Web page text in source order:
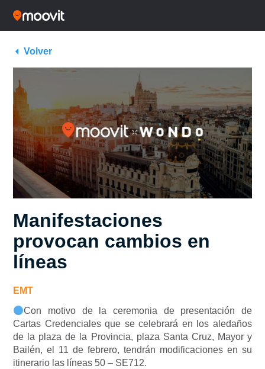
Volver
Manifestaciones
provocan cambios en
líneas
EMT
Con motivo de la ceremonia de presentación de
Cartas Credenciales que se celebrará en los aledaños
de la plaza de la Provincia, plaza Santa Cruz, Mayor y
Bailén, el 11 de febrero, tendrán modificaciones en su
itinerario las líneas 50 – SE712.